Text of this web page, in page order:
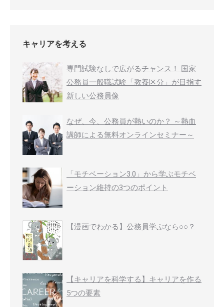
キャリアを考える
専門試験なしで広がるチャンス！ 国家
公務員一般職試験「教養区分」が目指す
新しい公務員像
なぜ、今、公務員が熱いのか？ ～熱血
講師による無料オンラインセミナー～
「モチベーション3.0」から学ぶモチベ
ーション維持の3つのポイント
【漫画でわかる】公務員学ぶなら○○？
【キャリアを科学する】キャリアを作る
5つの要素